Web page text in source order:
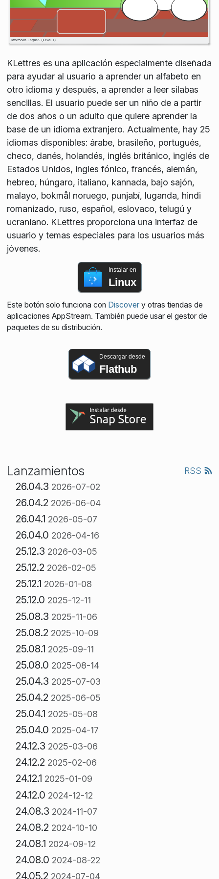
KLettres es una aplicación especialmente diseñada
para ayudar al usuario a aprender un alfabeto en
otro idioma y después, a aprender a leer sílabas
sencillas. El usuario puede ser un niño de a partir
de dos años o un adulto que quiere aprender la
base de un idioma extranjero. Actualmente, hay 25
idiomas disponibles: árabe, brasileño, portugués,
checo, danés, holandés, inglés británico, inglés de
Estados Unidos, ingles fónico, francés, alemán,
hebreo, húngaro, italiano, kannada, bajo sajón,
malayo, bokmål noruego, punjabí, luganda, hindi
romanizado, ruso, español, eslovaco, telugú y
ucraniano. KLettres proporciona una interfaz de
usuario y temas especiales para los usuarios más
jóvenes.
Instalar en
Linux
Este botón solo funciona con Discovery otras tiendas de
aplicaciones AppStream. También puede usar el gestor de
paquetes de su distribución.
Descargar desde
Flathub
Lanzamientos RSS
26.04.3 2026-07-02
26.04.2 2026-06-04
26.04.1 2026-05-07
26.04.0 2026-04-16
25.12.3 2026-03-05
25.12.2 2026-02-05
25.12.1 2026-01-08
25.12.0 2025-12-11
25.08.3 2025-11-06
25.08.2 2025-10-09
25.08.1 2025-09-11
25.08.0 2025-08-14
25.04.3 2025-07-03
25.04.2 2025-06-05
25.04.1 2025-05-08
25.04.0 2025-04-17
24.12.3 2025-03-06
24.12.2 2025-02-06
24.12.1 2025-01-09
24.12.0 2024-12-12
24.08.3 2024-11-07
24.08.2 2024-10-10
24.08.1 2024-09-12
24.08.0 2024-08-22
24.05.2 2024-07-04